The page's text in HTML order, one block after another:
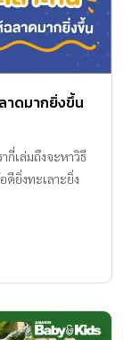
าดมากยิ่งขึ้น
กี่เล่มถึงจะหาวิธี
ยิ่งทะเลาะยิ่ง